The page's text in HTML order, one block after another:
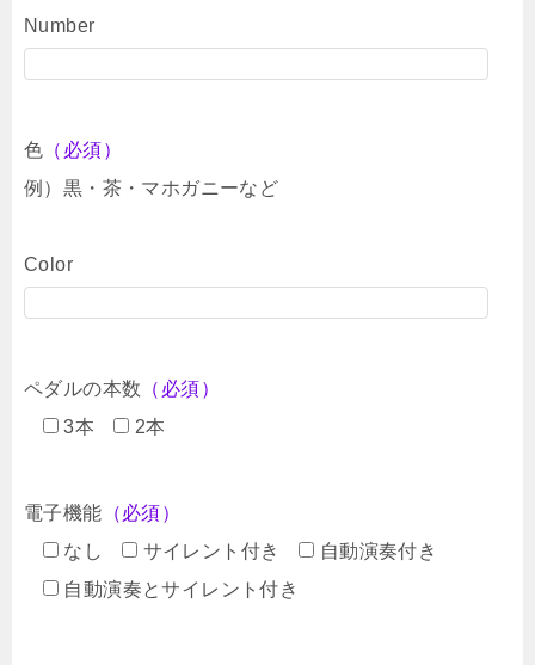
Number
色 （必須）
例）黒・茶・マホガニーなど
Color
ペダルの本数 （必須）
3本
2本
電子機能 （必須）
なし
サイレント付き
自動演奏付き
自動演奏とサイレント付き